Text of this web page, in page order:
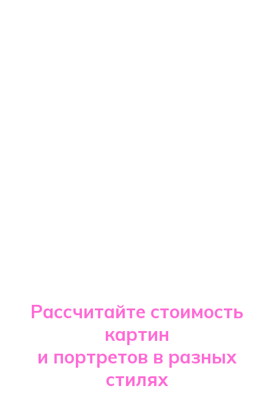
Рассчитайте стоимость
картин
и портретов в разных
стилях